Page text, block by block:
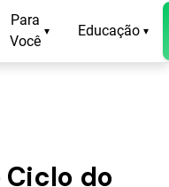
Para
Você
▾ Educação ▾
do